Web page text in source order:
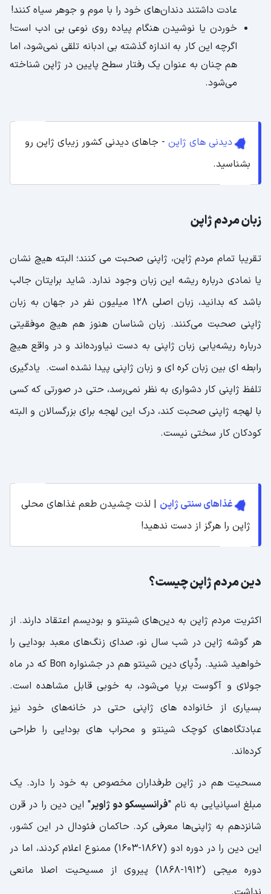
عادت داشتند دندان‌های خود را با موم و جوهر سیاه کنند!
خوردن یا نوشیدن هنگام پیاده روی نوعی بی ادب است!
اگرچه این کار به اندازه گذشته بی ادبانه تلقی نمی‌شود، اما
هم چنان به عنوان یک رفتار سطح پایین در ژاپن شناخته
می‌شود.
دیدنی های ژاپن - جاهای دیدنی کشور زیبای ژاپن رو
بشناسید.
زبان مردم ژاپن
تقریبا تمام مردم ژاپن، ژاپنی صحبت می کنند؛ البته هیچ نشان
یا نمادی درباره ریشه این زبان وجود ندارد. شاید برایتان جالب
باشد که بدانید، زبان اصلی 128 میلیون نفر در جهان به زبان
ژاپنی صحبت می‌کنند. زبان شناسان هنوز هم هیچ موفقیتی
درباره ریشه‌یابی زبان ژاپنی به دست نیاورده‌اند و در واقع هیچ
رابطه ای بین زبان کره ای و زبان ژاپنی پیدا نشده است. یادگیری
تلفظ ژاپنی کار دشواری به نظر نمی‌رسد، حتی در صورتی که کسی
با لهجه ژاپنی صحبت کند، درک این لهجه برای بزرگسالان و البته
کودکان کار سختی نیست.
غذاهای سنتی ژاپن | لذت چشیدن طعم غذاهای محلی
ژاپن را هرگز از دست ندهید!
دین مردم ژاپن چیست؟
اکثریت مردم ژاپن به دین‌های شینتو و بودیسم اعتقاد دارند. از
هر گوشه ژاپن در شب سال نو، صدای زنگ‌های معبد بودایی را
خواهید شنید. ردِّپای دین شینتو هم در جشنواره Bon که در ماه
جولای و آگوست برپا می‌شود، به خوبی قابل مشاهده است.
بسیاری از خانواده های ژاپنی حتی در خانه‌های خود نیز
عبادتگاه‌های کوچک شینتو و محراب های بودایی را طراحی
کرده‌اند.
مسحیت هم در ژاپن طرفداران مخصوص به خود را دارد. یک
مبلغ اسپانیایی به نام "فرانسیسکو دو ژاویر" این دین را در قرن
شانزدهم به ژاپنی‌ها معرفی کرد. حاکمان فئودال در این کشور،
این دین را در دوره ادو (1867-1603) ممنوع اعلام کردند، اما در
دوره میجی (1912-1868) پیروی از مسیحیت اصلا مانعی